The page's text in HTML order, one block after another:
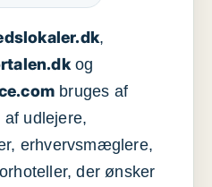
,
og
bruges af
af udlejere,
erhvervsmæglere,
der ønsker